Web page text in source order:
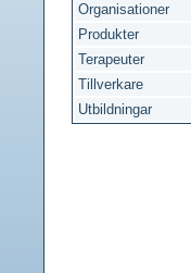
Organisationer
Produkter
Terapeuter
Tillverkare
Utbildningar